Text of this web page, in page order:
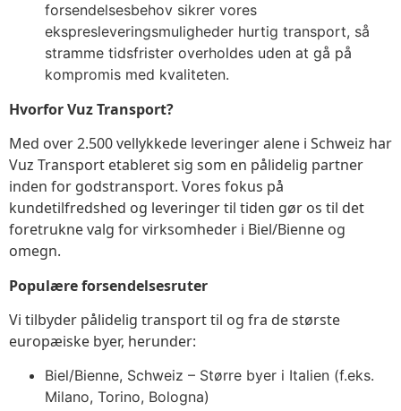
forsendelsesbehov sikrer vores
ekspresleveringsmuligheder hurtig transport, så
stramme tidsfrister overholdes uden at gå på
kompromis med kvaliteten.
Hvorfor Vuz Transport?
Med over 2.500 vellykkede leveringer alene i Schweiz har
Vuz Transport etableret sig som en pålidelig partner
inden for godstransport. Vores fokus på
kundetilfredshed og leveringer til tiden gør os til det
foretrukne valg for virksomheder i Biel/Bienne og
omegn.
Populære forsendelsesruter
Vi tilbyder pålidelig transport til og fra de største
europæiske byer, herunder:
Biel/Bienne, Schweiz – Større byer i Italien (f.eks.
Milano, Torino, Bologna)